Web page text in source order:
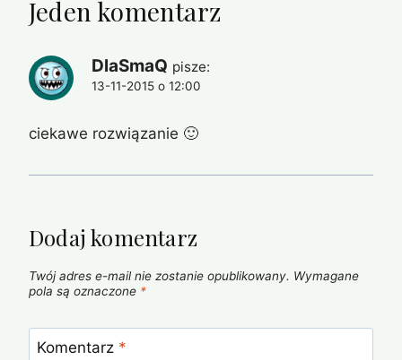
Jeden komentarz
DlaSmaQ pisze:
13-11-2015 o 12:00
ciekawe rozwiązanie 🙂
Dodaj komentarz
Twój adres e-mail nie zostanie opublikowany. Wymagane
pola są oznaczone *
Komentarz *